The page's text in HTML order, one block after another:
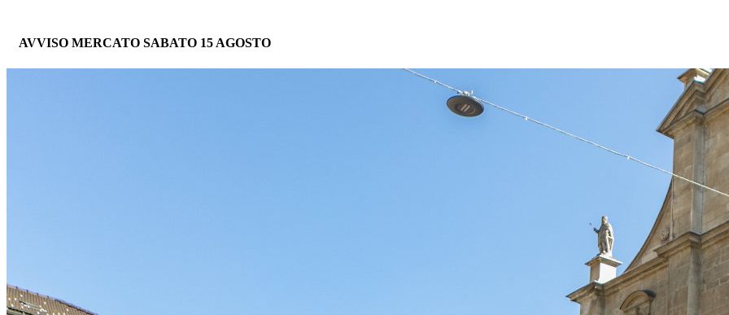
AVVISO MERCATO SABATO 15 AGOSTO